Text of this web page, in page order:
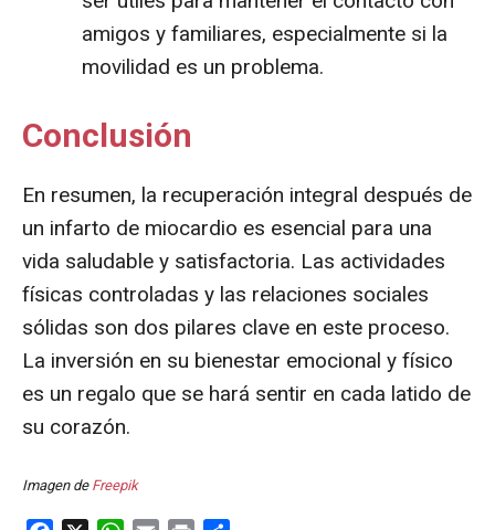
amigos y familiares, especialmente si la
movilidad es un problema.
Conclusión
En resumen, la recuperación integral después de
un infarto de miocardio es esencial para una
vida saludable y satisfactoria. Las actividades
físicas controladas y las relaciones sociales
sólidas son dos pilares clave en este proceso.
La inversión en su bienestar emocional y físico
es un regalo que se hará sentir en cada latido de
su corazón.
Imagen de Freepik